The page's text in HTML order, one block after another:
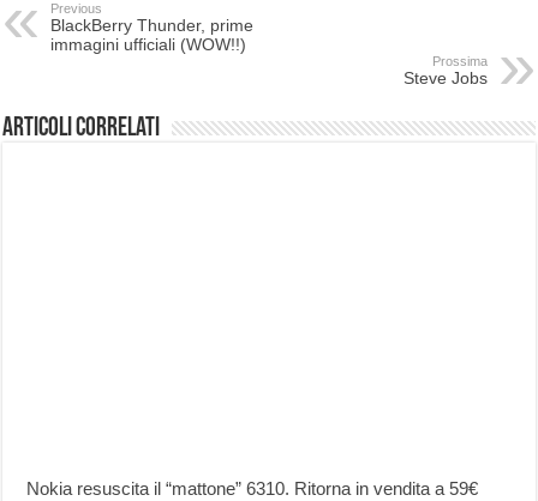
Previous
BlackBerry Thunder, prime
immagini ufficiali (WOW!!)
Prossima
Steve Jobs
Articoli correlati
Nokia resuscita il “mattone” 6310. Ritorna in vendita a 59€